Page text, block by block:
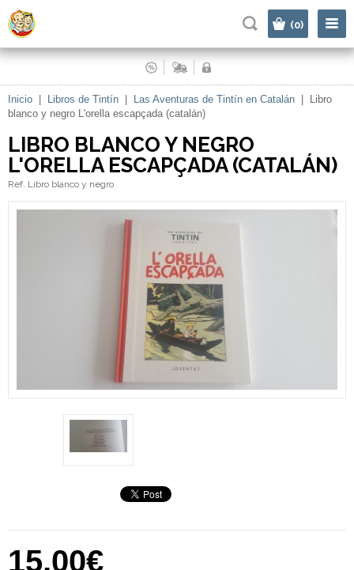
(0)
Inicio Libros de Tintín Las Aventuras de Tintín en Catalán
Libro
blanco y negro L'orella escapçada (catalán)
LIBRO BLANCO Y NEGRO
L'ORELLA ESCAPÇADA (CATALÁN)
Ref. Libro blanco y negro
15,00€